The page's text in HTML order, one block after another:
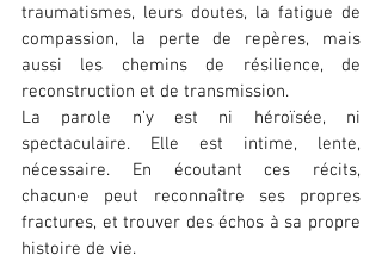
traumatismes, leurs doutes, la fatigue de
compassion, la perte de repères, mais
aussi les chemins de résilience, de
reconstruction et de transmission.
La parole n’y est ni héroïsée, ni
spectaculaire. Elle est intime, lente,
nécessaire. En écoutant ces récits,
chacun·e peut reconnaître ses propres
fractures, et trouver des échos à sa propre
histoire de vie.